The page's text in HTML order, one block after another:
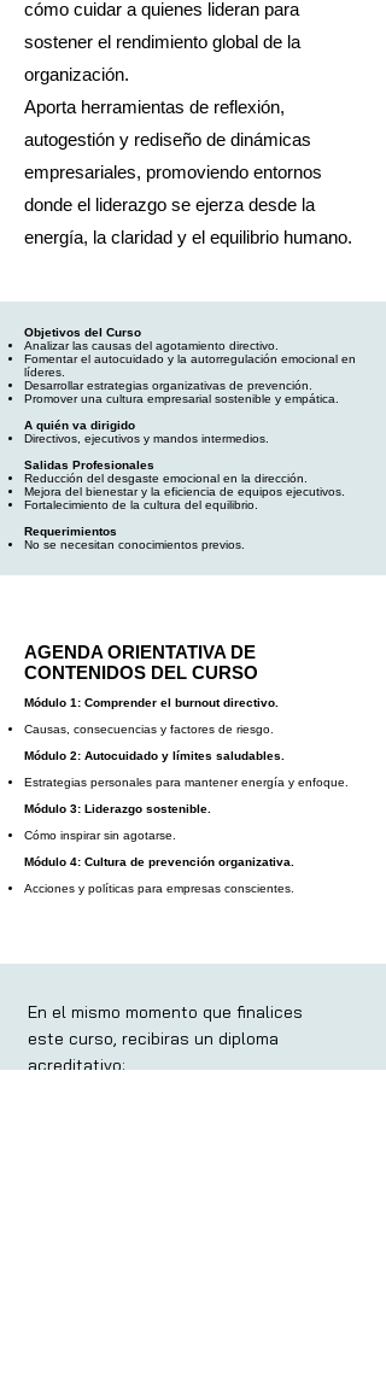
cómo cuidar a quienes lideran para
sostener el rendimiento global de la
organización.
Aporta herramientas de reflexión,
autogestión y rediseño de dinámicas
empresariales, promoviendo entornos
donde el liderazgo se ejerza desde la
energía, la claridad y el equilibrio humano.
Objetivos del Curso
Analizar las causas del agotamiento directivo.
Fomentar el autocuidado y la autorregulación emocional en
líderes.
Desarrollar estrategias organizativas de prevención.
Promover una cultura empresarial sostenible y empática.
A quién va dirigido
Directivos, ejecutivos y mandos intermedios.
Salidas Profesionales
Reducción del desgaste emocional en la dirección.
Mejora del bienestar y la eficiencia de equipos ejecutivos.
Fortalecimiento de la cultura del equilibrio.
Requerimientos
No se necesitan conocimientos previos.
AGENDA ORIENTATIVA DE
CONTENIDOS DEL CURSO
Módulo 1: Comprender el burnout directivo.
Causas, consecuencias y factores de riesgo.
Módulo 2: Autocuidado y límites saludables.
Estrategias personales para mantener energía y enfoque.
Módulo 3: Liderazgo sostenible.
Cómo inspirar sin agotarse.
Módulo 4: Cultura de prevención organizativa.
Acciones y políticas para empresas conscientes.
En el mismo momento que finalices
este curso, recibiras un diploma
acreditativo: